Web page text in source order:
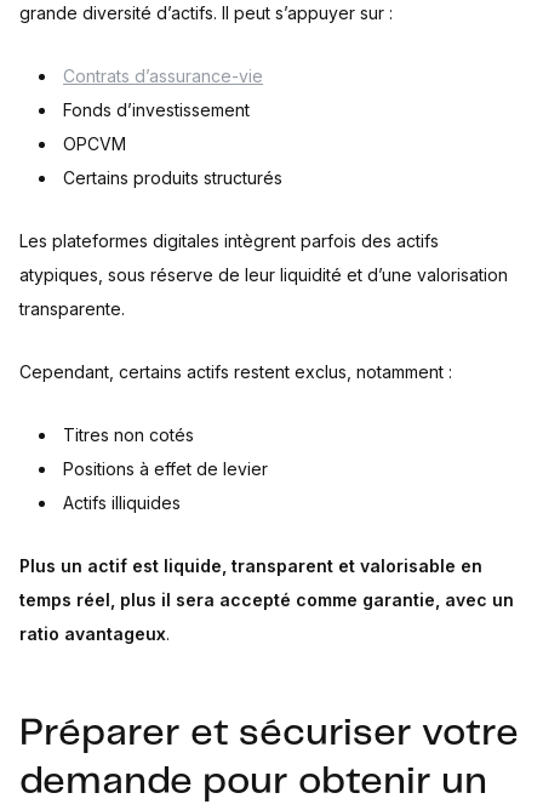
grande diversité d’actifs. Il peut s’appuyer sur :
Contrats d’assurance-vie
Fonds d’investissement
OPCVM
Certains produits structurés
Les plateformes digitales intègrent parfois des actifs
atypiques, sous réserve de leur liquidité et d’une valorisation
transparente.
Cependant, certains actifs restent exclus, notamment :
Titres non cotés
Positions à effet de levier
Actifs illiquides
Plus un actif est liquide, transparent et valorisable en
temps réel, plus il sera accepté comme garantie, avec un
ratio avantageux.
Préparer et sécuriser votre
demande pour obtenir un